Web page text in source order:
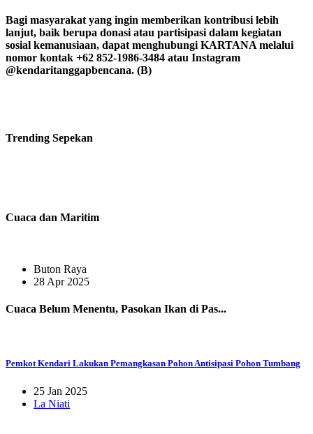
Bagi masyarakat yang ingin memberikan kontribusi lebih
lanjut, baik berupa donasi atau partisipasi dalam kegiatan
sosial kemanusiaan, dapat menghubungi KARTANA melalui
nomor kontak +62 852-1986-3484 atau Instagram
@kendaritanggapbencana. (B)
Trending Sepekan
Cuaca dan Maritim
Buton Raya
28 Apr 2025
Cuaca Belum Menentu, Pasokan Ikan di Pas...
Pemkot Kendari Lakukan Pemangkasan Pohon Antisipasi Pohon Tumbang
25 Jan 2025
La Niati